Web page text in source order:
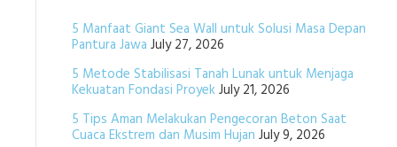
5 Manfaat Giant Sea Wall untuk Solusi Masa Depan
Pantura Jawa July 27, 2026
5 Metode Stabilisasi Tanah Lunak untuk Menjaga
Kekuatan Fondasi ProyekJuly 21, 2026
5 Tips Aman Melakukan Pengecoran Beton Saat
Cuaca Ekstrem dan Musim Hujan July 9, 2026